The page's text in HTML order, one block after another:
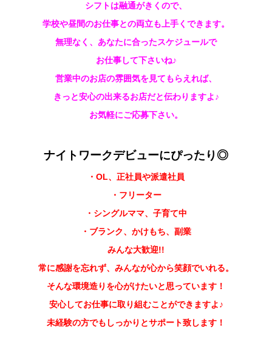
シフトは融通がきくので、
学校や昼間のお仕事との両立も上手くできます。
無理なく、あなたに合ったスケジュールで
お仕事して下さいね♪
営業中のお店の雰囲気を見てもらえれば、
きっと安心の出来るお店だと伝わりますよ♪
お気軽にご応募下さい。
ナイトワークデビューにぴったり◎
・OL、正社員や派遣社員
・フリーター
・シングルママ、子育て中
・ブランク、かけもち、副業
みんな大歓迎!!
常に感謝を忘れず、みんなが心から笑顔でいれる。
そんな環境造りを心がけたいと思っています！
安心してお仕事に取り組むことができますよ♪
未経験の方でもしっかりとサポート致します！